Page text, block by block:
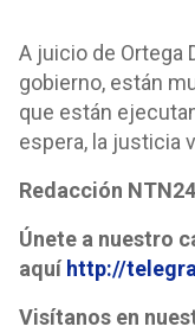
A juicio de Ortega
gobierno, están
que están
espera, la justicia
Redacción
Únete a nuestro
aquí http://
Visítanos en